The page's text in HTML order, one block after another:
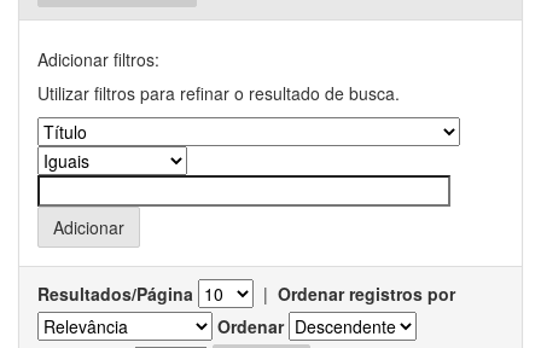
Adicionar filtros:
Utilizar filtros para refinar o resultado de busca.
Resultados/Página | Ordenar registros por
Ordenar